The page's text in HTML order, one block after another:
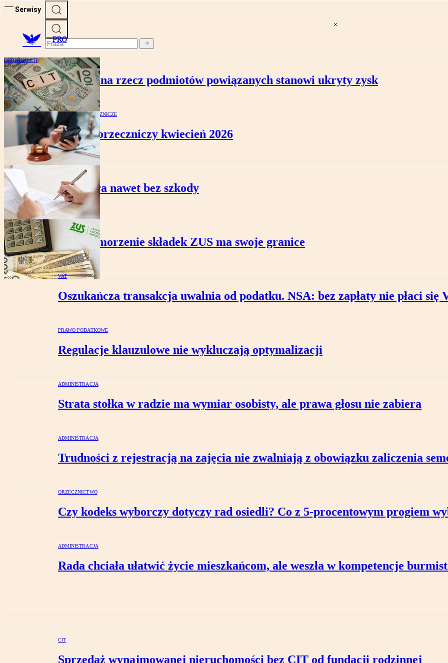
Serwisy
PRO
ESTOŃSKI CIT
Wypłata pożyczek na rzecz podmiotów powiązanych stanowi ukryty zysk
RAPORTY ORZECZNICZE
Raport orzeczniczy kwiecień 2026
SN: Kara nawet bez szkody
KADRY I PŁACE
NSA: Umorzenie składek ZUS ma swoje granice
VAT
Oszukańcza transakcja uwalnia od podatku. NSA: bez zapłaty nie płaci się
PRAWO PODATKOWE
Regulacje klauzulowe nie wykluczają optymalizacji
ADMINISTRACJA
Strata stołka w radzie ma wymiar osobisty, ale prawa głosu nie zabiera
ADMINISTRACJA
Trudności z rejestracją na zajęcia nie zwalniają z obowiązku zaliczenia
ORZECZNICTWO
Czy kodeks wyborczy dotyczy rad osiedli? Co z 5‑procentowym progiem
ADMINISTRACJA
Rada chciała ułatwić życie mieszkańcom, ale weszła w kompetencje
CIT
Sprzedaż wynajmowanej nieruchomości bez CIT od fundacji rodzinnej